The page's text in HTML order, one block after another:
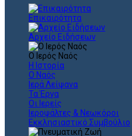
Επικαιρότητα
Αρχείο Ειδήσεων
Ο Ιερός Ναός
Η Ιστορία
Ο Ναός
Ιερά Λείψανα
Τα Έργα
Οι Ιερείς
Ιεροψάλτες & Νεωκόροι
Εκκλησιαστικό Συμβούλιο